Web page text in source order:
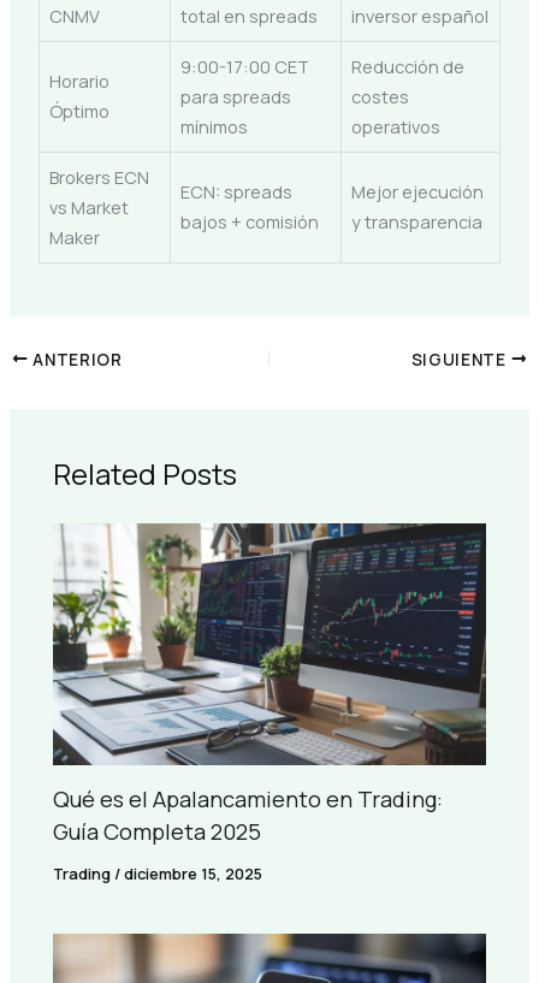
CNMV
total en spreads
inversor español
Horario
Óptimo
9:00-17:00 CET
para spreads
mínimos
Reducción de
costes
operativos
Brokers ECN
vs Market
Maker
ECN: spreads
bajos + comisión
Mejor ejecución
y transparencia
ANTERIOR SIGUIENTE
Related Posts
Qué es el Apalancamiento en Trading:
Guía Completa 2025
Trading /diciembre 15, 2025